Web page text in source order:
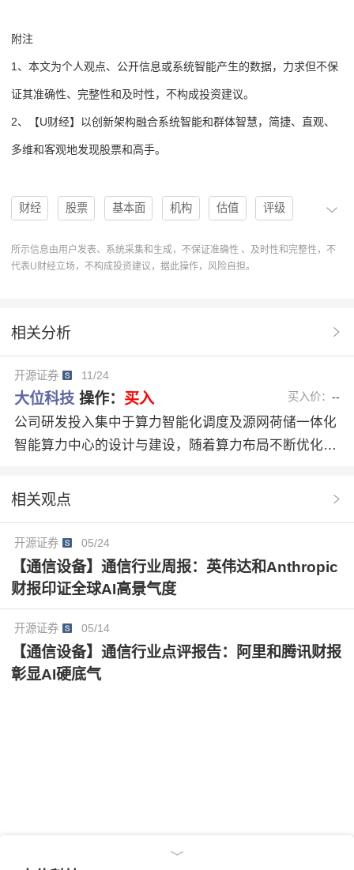
附注
1、本文为个人观点、公开信息或系统智能产生的数据，力求但不保
证其准确性、完整性和及时性，不构成投资建议。
2、【U财经】以创新架构融合系统智能和群体智慧，简捷、直观、
多维和客观地发现股票和高手。
财经 股票 基本面 机构 估值 评级
分析 趋势 研报 国内需求 资本开支
研报解读
老牌AIDC企业
所示信息由用户发表、系统采集和生成，不保证准确性 、及时性和完整性，不
代表U财经立场，不构成投资建议，据此操作，风险自担。
相关分析
开源证券 11/24
大位科技 操作： 买入 买入价：--
公司研发投入集中于算力智能化调度及源网荷储一体化
智能算力中心的设计与建设，随着算力布局不断优化升
容量130MW和600MW，项目建成后，房山+张北+太仆
调配，其中，张北项目已与某互联网客户签订框架服务
协议，一期项目已投运，加速智算业务发展抢先布局。
此外，公司持续推进算能协同，加速推进源网荷储落
地，有望降低AIDC用电成本，持续提升市场竞争力。
相关观点
开源证券 05/24
【通信设备】通信行业周报：英伟达和Anthropic
财报印证全球AI高景气度
开源证券 05/14
【通信设备】通信行业点评报告：阿里和腾讯财报
彰显AI硬底气